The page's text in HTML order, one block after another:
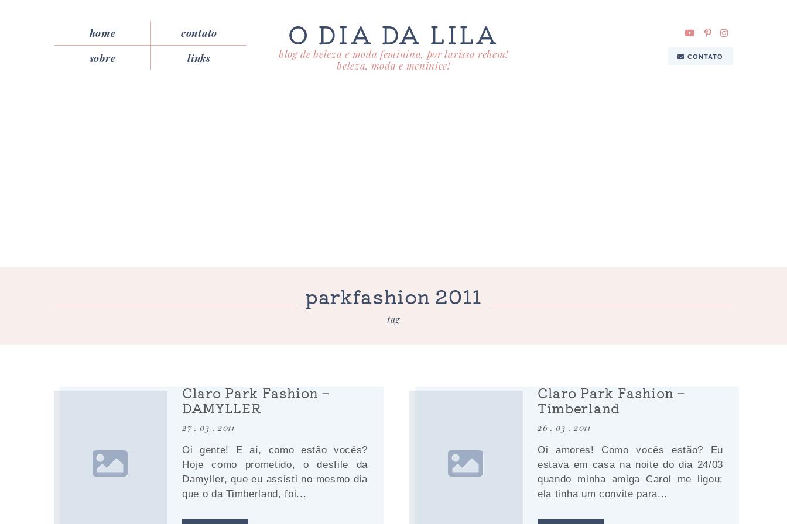
home
contato
sobre
links
O DIA DA LILA
blog de beleza e moda feminina, por larissa rehem!
beleza, moda e meninice!
CONTATO
parkfashion 2011
tag
Claro Park Fashion –
DAMYLLER
27 . 03 . 2011
Oi gente! E aí, como estão vocês?
Hoje como prometido, o desfile da
Damyller, que eu assisti no mesmo dia
que o da Timberland, foi...
Claro Park Fashion –
Timberland
26 . 03 . 2011
Oi amores! Como vocês estão? Eu
estava em casa na noite do dia 24/03
quando minha amiga Carol me ligou:
ela tinha um convite para...